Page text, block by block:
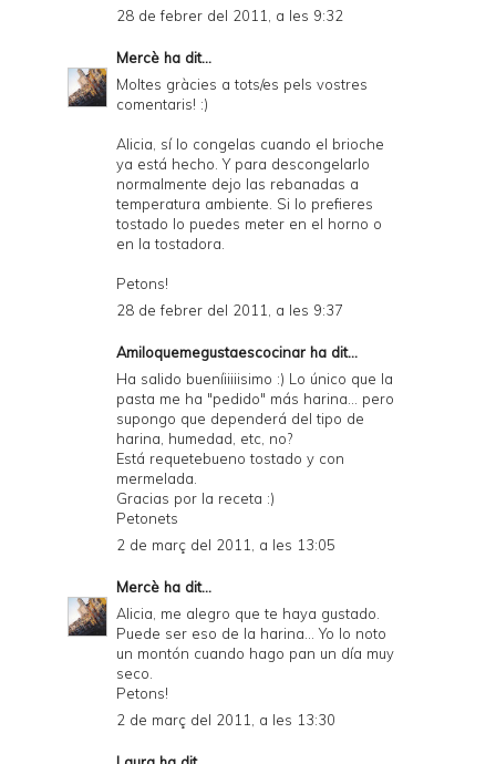
28 de febrer del 2011, a les 9:32
Mercè ha dit...
Moltes gràcies a tots/es pels vostres
comentaris! :)
Alicia, sí lo congelas cuando el brioche
ya está hecho. Y para descongelarlo
normalmente dejo las rebanadas a
temperatura ambiente. Si lo prefieres
tostado lo puedes meter en el horno o
en la tostadora.
Petons!
28 de febrer del 2011, a les 9:37
Amiloquemegustaescocinar ha dit...
Ha salido bueníiiiiisimo :) Lo único que la
pasta me ha "pedido" más harina... pero
supongo que dependerá del tipo de
harina, humedad, etc, no?
Está requetebueno tostado y con
mermelada.
Gracias por la receta :)
Petonets
2 de març del 2011, a les 13:05
Mercè ha dit...
Alicia, me alegro que te haya gustado.
Puede ser eso de la harina... Yo lo noto
un montón cuando hago pan un día muy
seco.
Petons!
2 de març del 2011, a les 13:30